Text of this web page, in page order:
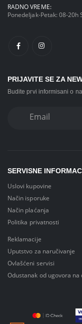
RADNO VREME:
Ponedeljak-Petak: 08-
PRIJAVITE SE ZA
Budite prvi informisani o
SERVISNE
Uslovi kupovine
Način isporuke
Način plaćanja
Politika privatnosti
Reklamacije
Uputstvo za naručivanje
Ovlašćeni servisi
Odustanak od ugovora na